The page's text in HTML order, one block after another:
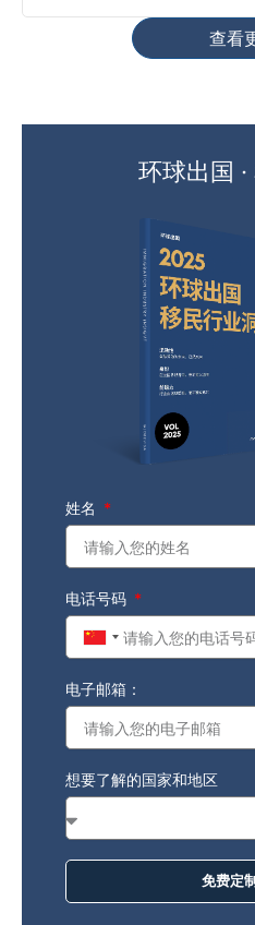
查看
环球出国
姓名
电话号码
China
电子邮箱：
想要了解的国家和地区
免费定